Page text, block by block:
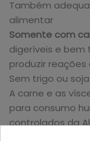
Também
alimentar
Somente com
digeríveis e
produzir reações
Sem trigo ou soja
A carne e as
para consumo
controlados da